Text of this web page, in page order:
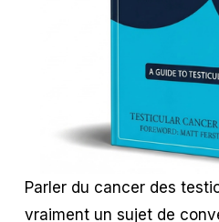
Parler du cancer des
vraiment un sujet de